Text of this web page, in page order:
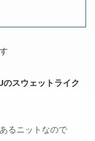
のスウェットライク
るニットなので